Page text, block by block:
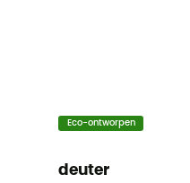
Eco-ontworpen
deuter